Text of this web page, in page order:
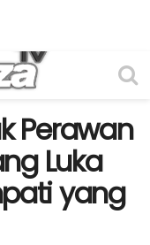
Perawan
Luka
yang